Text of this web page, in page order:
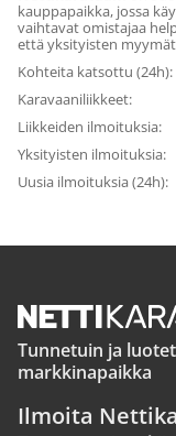
kauppapaikka, jossa
vaihtavat omistajaa
että yksityisten
Kohteita katsottu (24h):
Karavaaniliikkeet:
Liikkeiden ilmoituksia:
Yksityisten ilmoituksia:
Uusia ilmoituksia (24h):
Tunnetuin ja
markkinapaikka
Ilmoita